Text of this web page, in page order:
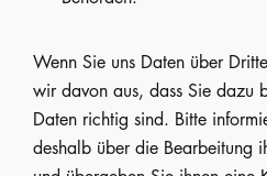
Wenn Sie uns Daten über
wir davon aus, dass Sie dazu
Daten richtig sind. Bitte
deshalb über die Bearbeitung